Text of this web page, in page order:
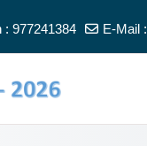
: 977241384
E-Mail :